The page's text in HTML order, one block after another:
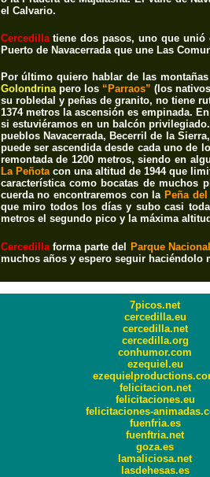
el Calvario.
Cercedillatiene dos pasos, uno que unió
Puerto de Navacerradaque une Las
Por último quiero hablar de las
Golondrinapero los “Parraos” (los
su robledal y peñas de granito, no tiene
1374 metros la ascensión es empinada.
si estuviéramos en un balcón
pueblos Navacerrada, Becerril de la
puede ser ascendida desde cada uno de
remontada de 1200 metros, siendo en
La Peñota con una altitud de 1944 que
característica como bocatas de muchos
cuerda no encontraremos con la Peña
que miro todos los días y subo casi
metros el segundo pico y la máxima
Cercedillaforma parte del
Parque
muchos años y espero seguir haciéndolo
7picos.net
cercedilla.eu
cercedilla.net
cercedilla.org
conhumor.com
ezequiel.eu
felicitacion.net
felicitaciones.eu
felicitaciones-
fuenfria.es
fuenftria.net
goza.es
lamaliciosa.net
lasdehesas.es